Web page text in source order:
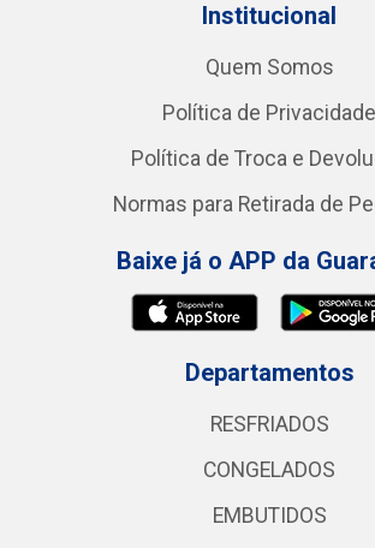
Institucional
Quem Somos
Política de Privacidade
Política de Troca e
Normas para Retirada de
Baixe já o APP da
Departamentos
RESFRIADOS
CONGELADOS
EMBUTIDOS